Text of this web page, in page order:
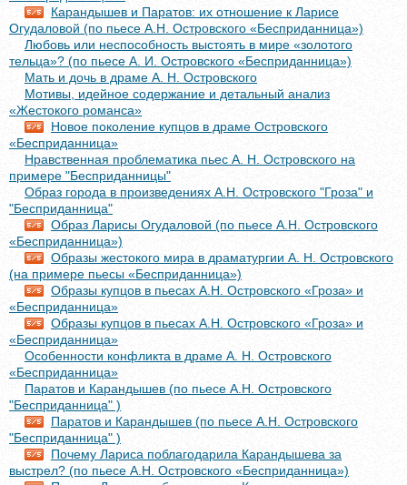
Карандышев и Паратов: их отношение к Ларисе
Огудаловой (по пьесе А.Н. Островского «Бесприданница»)
Любовь или неспособность выстоять в мире «золотого
тельца»? (по пьесе А. И. Островского «Бесприданница»)
Мать и дочь в драме А. Н. Островского
Мотивы, идейное содержание и детальный анализ
«Жестокого романса»
Новое поколение купцов в драме Островского
«Бесприданница»
Нравственная проблематика пьес А. Н. Островского на
примере "Бесприданницы"
Образ города в произведениях А.Н. Островского "Гроза" и
"Бесприданница"
Образ Ларисы Огудаловой (по пьесе А.Н. Островского
«Бесприданница»)
Образы жестокого мира в драматургии А. Н. Островского
(на примере пьесы «Бесприданница»)
Образы купцов в пьесах А.Н. Островского «Гроза» и
«Бесприданница»
Образы купцов в пьесах А.Н. Островского «Гроза» и
«Бесприданница»
Особенности конфликта в драме А. Н. Островского
«Бесприданница»
Паратов и Карандышев (по пьесе А.Н. Островского
"Бесприданница" )
Паратов и Карандышев (по пьесе А.Н. Островского
"Бесприданница" )
Почему Лариса поблагодарила Карандышева за
выстрел? (по пьесе А.Н. Островского «Бесприданница»)